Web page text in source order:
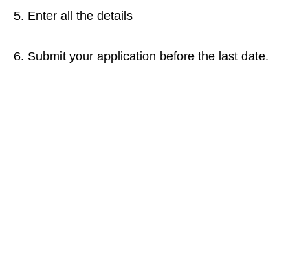
5. Enter all the details
6. Submit your application before the last date.